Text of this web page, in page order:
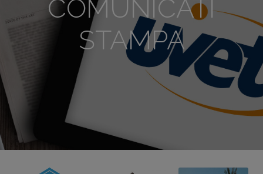
COMUNICATI
STAMPA